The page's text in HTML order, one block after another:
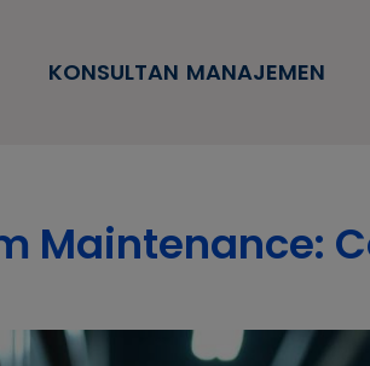
KONSULTAN MANAJEMEN
Maintenance: